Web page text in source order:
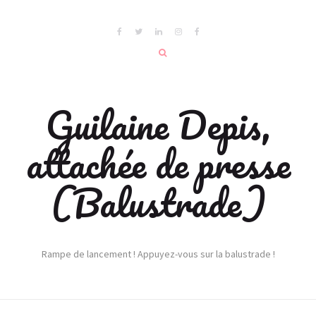
Guilaine Depis,
attachée de presse
(Balustrade)
Rampe de lancement ! Appuyez-vous sur la balustrade !